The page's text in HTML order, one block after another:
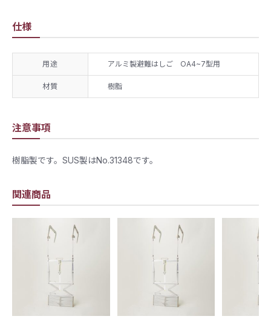
関連商品
仕様
用途 アルミ製避難はしご OA4~7型用
材質 樹脂
注意事項
樹脂製です。SUS製はNo.31348です。